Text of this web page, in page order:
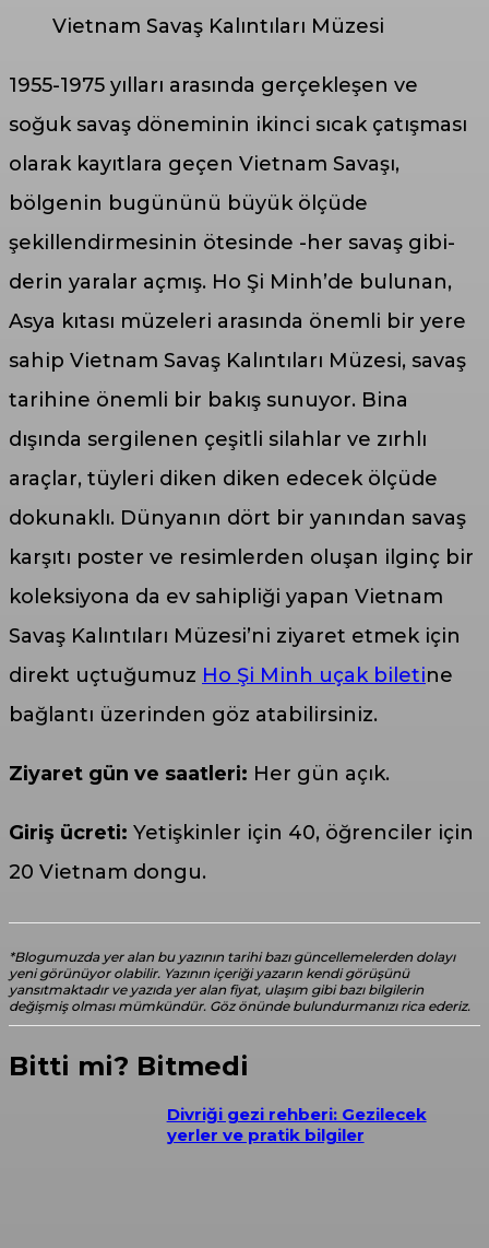
Vietnam Savaş Kalıntıları Müzesi
1955-1975 yılları arasında gerçekleşen ve
soğuk savaş döneminin ikinci sıcak çatışması
olarak kayıtlara geçen Vietnam Savaşı,
bölgenin bugününü büyük ölçüde
şekillendirmesinin ötesinde -her savaş gibi-
derin yaralar açmış. Ho Şi Minh’de bulunan,
Asya kıtası müzeleri arasında önemli bir yere
sahip Vietnam Savaş Kalıntıları Müzesi, savaş
tarihine önemli bir bakış sunuyor. Bina
dışında sergilenen çeşitli silahlar ve zırhlı
araçlar, tüyleri diken diken edecek ölçüde
dokunaklı. Dünyanın dört bir yanından savaş
karşıtı poster ve resimlerden oluşan ilginç bir
koleksiyona da ev sahipliği yapan Vietnam
Savaş Kalıntıları Müzesi’ni ziyaret etmek için
direkt uçtuğumuz Ho Şi Minh uçak biletine
bağlantı üzerinden göz atabilirsiniz.
Ziyaret gün ve saatleri: Her gün açık.
Giriş ücreti: Yetişkinler için 40, öğrenciler için
20 Vietnam dongu.
*Blogumuzda yer alan bu yazının tarihi bazı güncellemelerden dolayı
yeni görünüyor olabilir. Yazının içeriği yazarın kendi görüşünü
yansıtmaktadır ve yazıda yer alan fiyat, ulaşım gibi bazı bilgilerin
değişmiş olması mümkündür. Göz önünde bulundurmanızı rica ederiz.
Bitti mi? Bitmedi
Divriği gezi rehberi: Gezilecek
yerler ve pratik bilgiler